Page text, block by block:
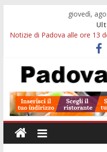
giovedì,
Notizie di Padova alle ore 13
Notizie di Padova alle ore 21:
auto nuove e concorsi
Transizione 4.0, più tempo
Quando le dimissioni non
previste nei casi di violenza di
Malattie neurodegenerative,
Padova parte